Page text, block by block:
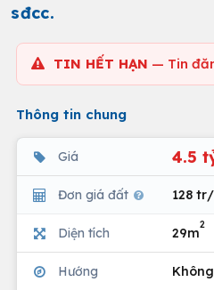
sđcc.
TIN HẾT HẠN — Tin
Thông tin chung
Giá 4.5
Đơn giá đất 128
Diện tích 29m
2
Hướng